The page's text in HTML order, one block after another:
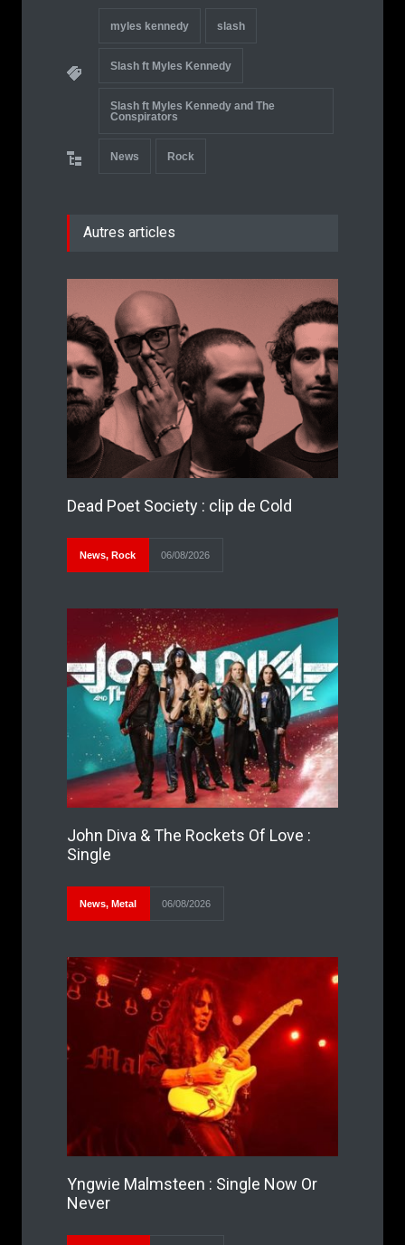
myles kennedy slash
Slash ft Myles Kennedy
Slash ft Myles Kennedy and The
Conspirators
News Rock
Autres articles
Dead Poet Society : clip de Cold
News, Rock 06/08/2026
John Diva & The Rockets Of Love :
Single
News, Metal 06/08/2026
Yngwie Malmsteen : Single Now Or
Never